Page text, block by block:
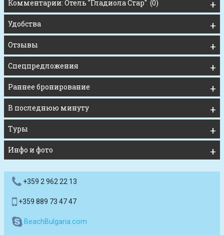
Комментарии: Отель "Гладиола Стар" (0)
Удобства
Отзывы
Спецпредложения
Раннее бронирование
В последнюю минуту
Туры
Инфо и фото
+359 2 962 22 13
+359 889 73 47 47
BeachBulgaria.com